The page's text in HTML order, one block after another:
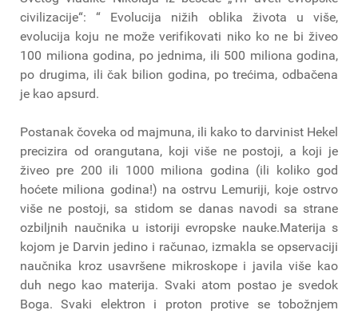
civilizacije“: “ Evolucija nižih oblika života u više,
evolucija koju ne može verifikovati niko ko ne bi živeo
100 miliona godina, po jednima, ili 500 miliona godina,
po drugima, ili čak bilion godina, po trećima, odbačena
je kao apsurd.
Postanak čoveka od majmuna, ili kako to darvinist Hekel
precizira od orangutana, koji više ne postoji, a koji je
živeo pre 200 ili 1000 miliona godina (ili koliko god
hoćete miliona godina!) na ostrvu Lemuriji, koje ostrvo
više ne postoji, sa stidom se danas navodi sa strane
ozbiljnih naučnika u istoriji evropske nauke.Materija s
kojom je Darvin jedino i računao, izmakla se opservaciji
naučnika kroz usavršene mikroskope i javila više kao
duh nego kao materija. Svaki atom postao je svedok
Boga. Svaki elektron i proton protive se tobožnjem